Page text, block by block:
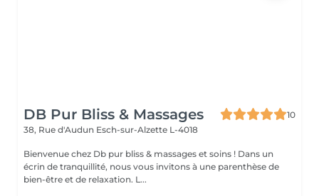
DB Pur Bliss & Massages
10
38, Rue d'Audun Esch-sur-Alzette L-4018
Bienvenue chez Db pur bliss & massages et soins ! Dans un
écrin de tranquillité, nous vous invitons à une parenthèse de
bien-être et de relaxation. L...